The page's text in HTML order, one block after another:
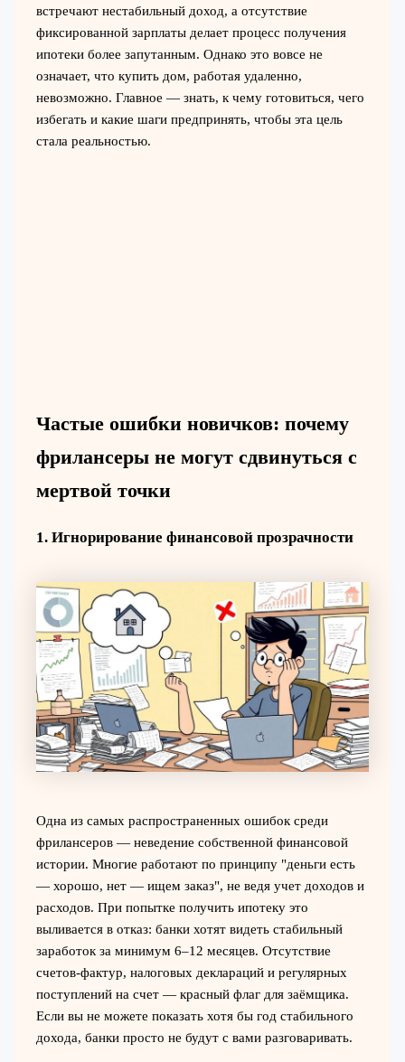
встречают нестабильный доход, а отсутствие
фиксированной зарплаты делает процесс получения
ипотеки более запутанным. Однако это вовсе не
означает, что купить дом, работая удаленно,
невозможно. Главное — знать, к чему готовиться, чего
избегать и какие шаги предпринять, чтобы эта цель
стала реальностью.
Частые ошибки новичков: почему
фрилансеры не могут сдвинуться с
мертвой точки
1. Игнорирование финансовой прозрачности
Одна из самых распространенных ошибок среди
фрилансеров — неведение собственной финансовой
истории. Многие работают по принципу "деньги есть
— хорошо, нет — ищем заказ", не ведя учет доходов и
расходов. При попытке получить ипотеку это
выливается в отказ: банки хотят видеть стабильный
заработок за минимум 6–12 месяцев. Отсутствие
счетов-фактур, налоговых деклараций и регулярных
поступлений на счет — красный флаг для заёмщика.
Если вы не можете показать хотя бы год стабильного
дохода, банки просто не будут с вами разговаривать.